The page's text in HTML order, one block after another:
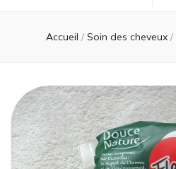
Accueil / Soin des cheveux /